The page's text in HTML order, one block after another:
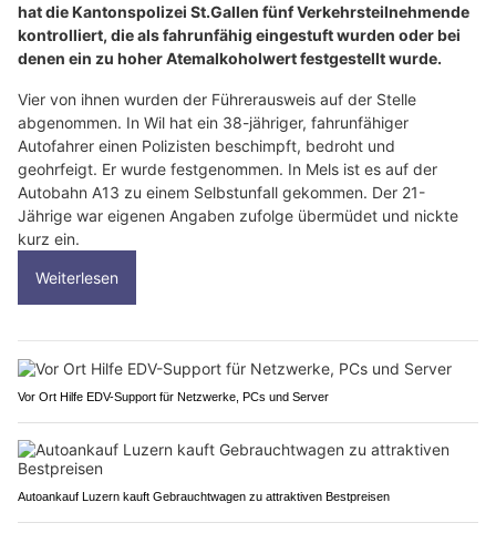
hat die Kantonspolizei St.Gallen fünf Verkehrsteilnehmende
kontrolliert, die als fahrunfähig eingestuft wurden oder bei
denen ein zu hoher Atemalkoholwert festgestellt wurde.
Vier von ihnen wurden der Führerausweis auf der Stelle
abgenommen. In Wil hat ein 38-jähriger, fahrunfähiger
Autofahrer einen Polizisten beschimpft, bedroht und
geohrfeigt. Er wurde festgenommen. In Mels ist es auf der
Autobahn A13 zu einem Selbstunfall gekommen. Der 21-
Jährige war eigenen Angaben zufolge übermüdet und nickte
kurz ein.
Weiterlesen
Vor Ort Hilfe EDV-Support für Netzwerke, PCs und Server
Autoankauf Luzern kauft Gebrauchtwagen zu attraktiven Bestpreisen